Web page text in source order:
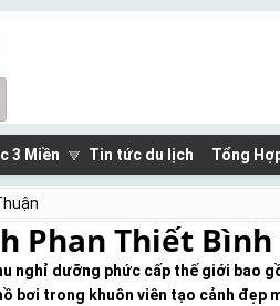
3 Miền Tin tức du lịch Tổng
Phan Thiết
nghỉ dưỡng phức cấp thế giới bao
bơi trong khuôn viên tạo cảnh đẹp